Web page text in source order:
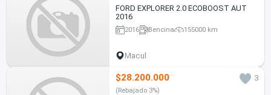
FORD EXPLORER 2.0 ECOBOOST AUT
2016
2016 Bencina 155000 km
Macul
$28.200.000 3
(Rebajado 3%)